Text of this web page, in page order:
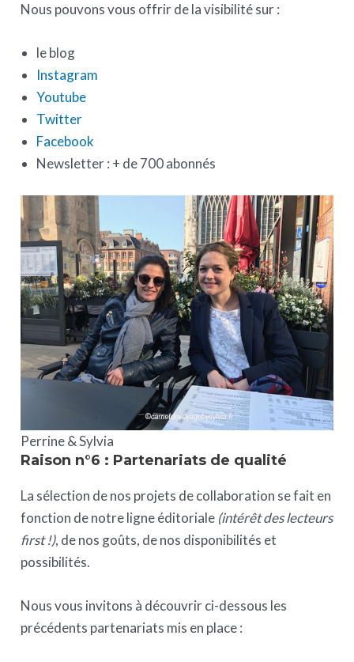
Nous pouvons vous offrir de la visibilité sur :
le blog
Instagram
Youtube
Twitter
Facebook
Newsletter : + de 700 abonnés
Perrine & Sylvia
Raison n°6 : Partenariats de qualité
La sélection de nos projets de collaboration se fait en
fonction de notre ligne éditoriale (intérêt des lecteurs
first !), de nos goûts, de nos disponibilités et
possibilités.
Nous vous invitons à découvrir ci-dessous les
précédents partenariats mis en place :